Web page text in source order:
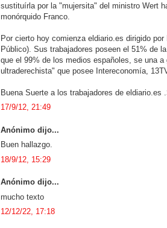
sustituírla por la "mujersita" del ministro Wert
monórquido Franco.
Por cierto hoy comienza eldiario.es dirigido
Público). Sus trabajadores poseen el 51% de
que el 99% de los medios españoles, se una
ultraderechista" que posee Intereconomía,
Buena Suerte a los trabajadores de eldiario.es
17/9/12, 21:49
Anónimo dijo...
Buen hallazgo.
18/9/12, 15:29
Anónimo dijo...
mucho texto
12/12/22, 17:18